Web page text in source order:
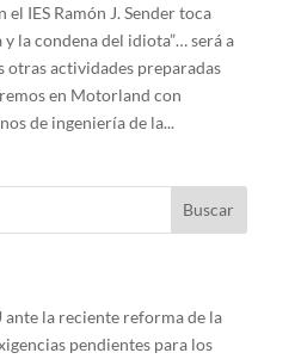
IES Ramón J. Sender toca
la condena del idiota”… será a
otras actividades preparadas
en Motorland con
de ingeniería de la...
la reciente reforma de la
pendientes para los